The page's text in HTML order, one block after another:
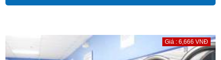
Giá : 6,666 VNĐ